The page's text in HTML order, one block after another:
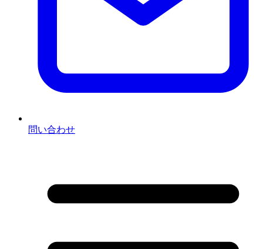
問い合わせ